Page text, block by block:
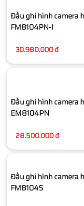
Đầu ghi hình camera
FM8104PN-I
30.980.000 đ
Đầu ghi hình camera
EM8104PN
28.500.000 đ
Đầu ghi hình camera
FM8104S